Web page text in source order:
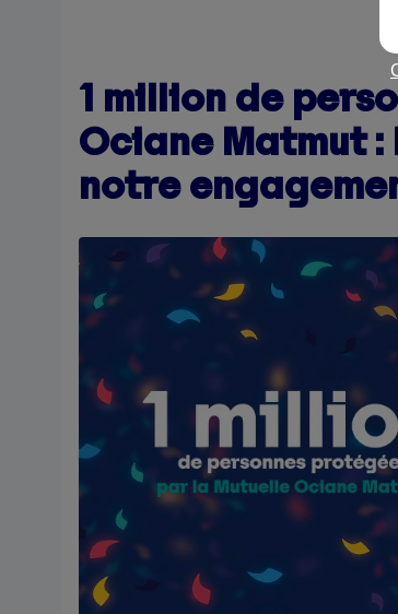
1 million de
Ociane Matmut :
notre